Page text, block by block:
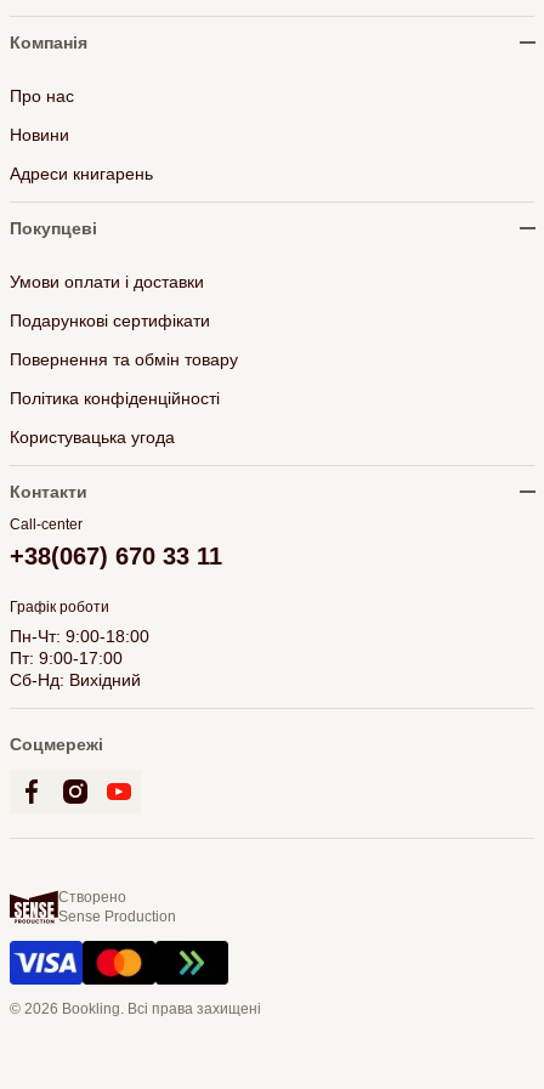
Компанія
Про нас
Новини
Адреси книгарень
Покупцеві
Умови оплати і доставки
Подарункові сертифікати
Повернення та обмін товару
Політика конфіденційності
Користувацька угода
Контакти
Call-center
+38(067) 670 33 11
Графік роботи
Пн-Чт: 9:00-18:00
Пт: 9:00-17:00
Сб-Нд: Вихідний
Соцмережі
Створено
Sense Production
© 2026 Bookling. Всі права захищені